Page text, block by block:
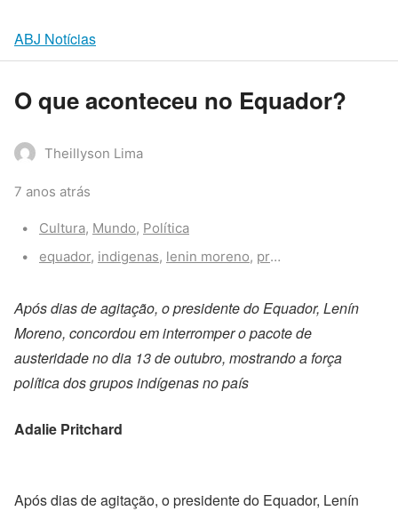
ABJ Notícias
O que aconteceu no Equador?
Theillyson Lima
7 anos atrás
Categories:
Cultura, Mundo, Política
Tags:
equador, indigenas, lenin moreno, protestos
Após dias de agitação, o presidente do Equador, Lenín
Moreno, concordou em interromper o pacote de
austeridade no dia 13 de outubro, mostrando a força
política dos grupos indígenas no país
Adalie Pritchard
Após dias de agitação, o presidente do Equador, Lenín